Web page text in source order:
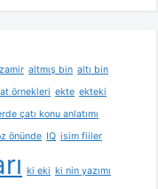
altmış bin altı bin
örnekleri ekte ekteki
çatı konu anlatımı
önünde IQ isim fiiler
ki eki ki nin yazımı